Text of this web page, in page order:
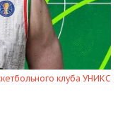
клуба УНИКС